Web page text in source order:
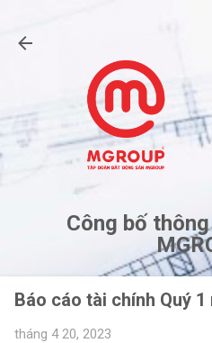
Công bố
Báo cáo tài chính Quý 1
tháng 4 20, 2023